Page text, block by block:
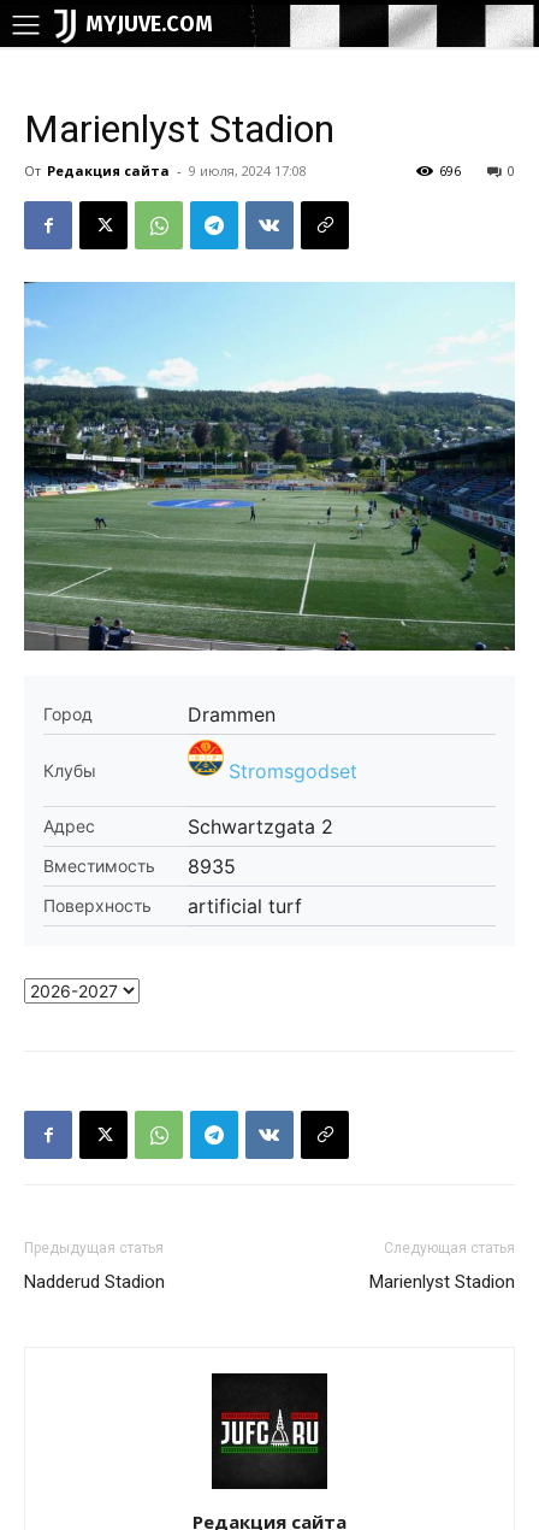
MYJUVE.COM
Marienlyst Stadion
От Редакция сайта - 9 июля, 2024 17:08 0
696
Город Drammen
Клубы Stromsgodset
Адрес Schwartzgata 2
Вместимость 8935
Поверхность artificial turf
Предыдущая статья
Nadderud Stadion
Следующая статья
Marienlyst Stadion
Редакция сайта